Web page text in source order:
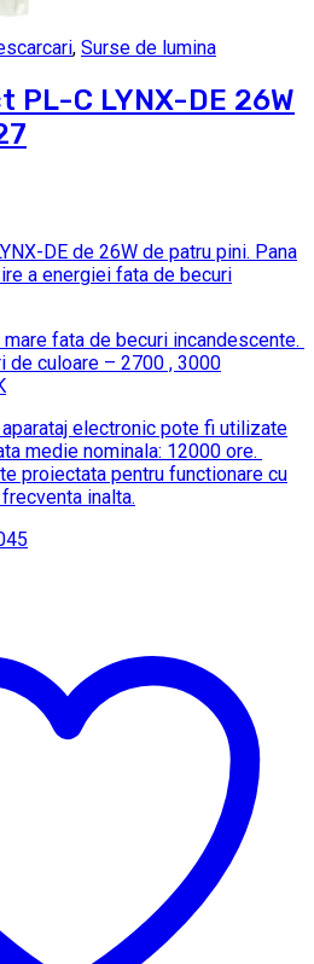
, Surse de lumina
PL-C LYNX-DE 26W
DE de 26W de patru pini. Pana
a energiei fata de becuri
mare fata de becuri incandescente.
de culoare – 2700 , 3000
electronic pote fi utilizate
medie nominala: 12000 ore.
proiectata pentru functionare cu
inalta.